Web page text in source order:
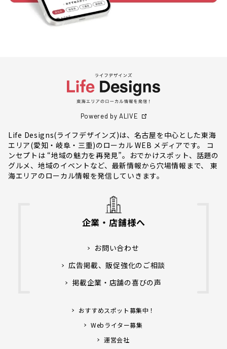
Powered by ALIVE
Life Designs(ライフデザインズ)は、名古屋を中心とした東海
エリア(愛知・岐阜・三重)のローカル WEB メディアです。 コ
ンセプトは “地域の魅力を再発見”。おでかけスポット、話題の
グルメ、地域のイベントなど、最新情報から穴場情報まで、 東
海エリアのローカル情報を発信していきます。
企業・店舗様へ
お問い合わせ
広告掲載、販促強化のご相談
掲載企業・店舗の喜びの声
おすすめスポット募集中！
Webライター募集
運営会社